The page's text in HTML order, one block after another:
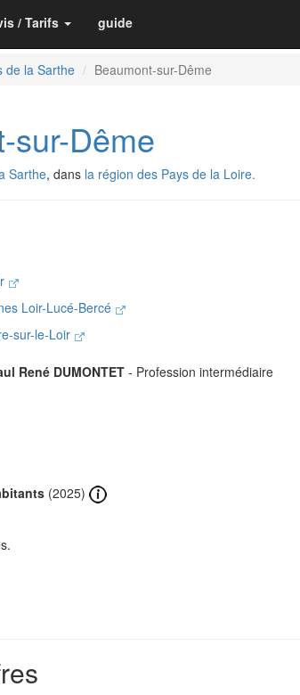
/ Tarifs guide
de la Sarthe Beaumont-sur-Dême
sur-Dême
Sarthe, dans la région des Pays de la Loire.
Loir-Lucé-Bercé
sur-le-Loir
René DUMONTET - Profession intermédiaire
(2025)